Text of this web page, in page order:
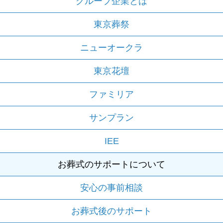
東京葬祭
ニューオークラ
東京花壇
ファミリア
サンプラン
IEE
お葬式のサポートについて
安心の事前相談
お葬式後のサポート